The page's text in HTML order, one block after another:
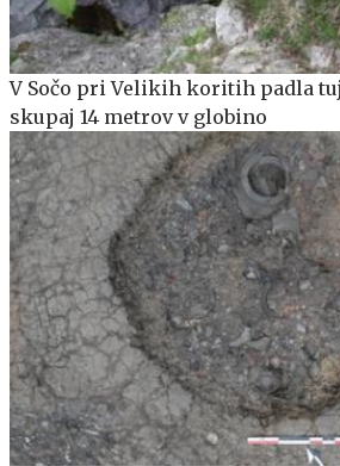
V Sočo pri Velikih koritih padla
skupaj 14 metrov v globino